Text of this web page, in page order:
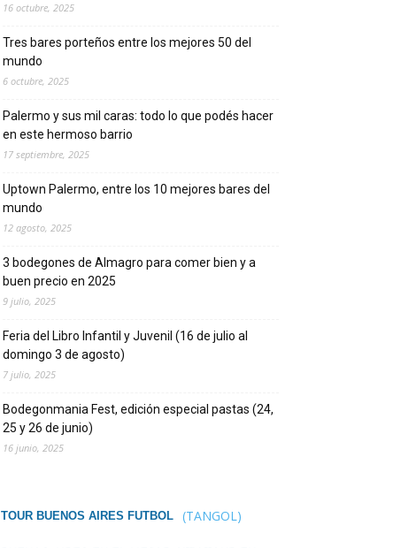
16 octubre, 2025
Tres bares porteños entre los mejores 50 del
mundo
6 octubre, 2025
Palermo y sus mil caras: todo lo que podés hacer
en este hermoso barrio
17 septiembre, 2025
Uptown Palermo, entre los 10 mejores bares del
mundo
12 agosto, 2025
3 bodegones de Almagro para comer bien y a
buen precio en 2025
9 julio, 2025
Feria del Libro Infantil y Juvenil (16 de julio al
domingo 3 de agosto)
7 julio, 2025
Bodegonmania Fest, edición especial pastas (24,
25 y 26 de junio)
16 junio, 2025
TOUR BUENOS AIRES FUTBOL (TANGOL)